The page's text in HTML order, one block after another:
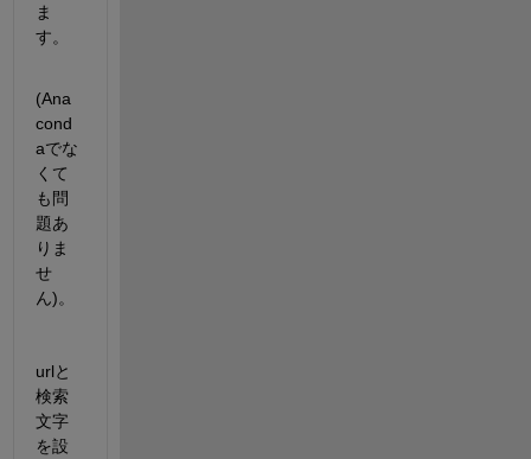
ま
す。
(Ana
cond
aでな
くて
も問
題あ
りま
せ
ん)。
urlと
検索
文字
を設